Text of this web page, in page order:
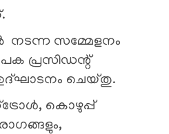
നടന്ന സമ്മേളനം
പ്രസിഡന്റ്
ചെയ്തു.
കൊഴുപ്പ്